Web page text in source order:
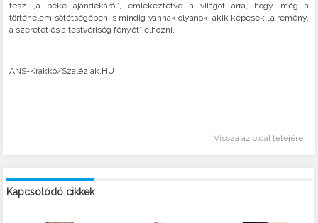
tesz „a béke ajándékáról”, emlékeztetve a világot arra, hogy még a
történelem sötétségében is mindig vannak olyanok, akik képesek „a remény,
a szeretet és a testvériség fényét” elhozni.
ANS-Krakkó/Szaléziak.HU
Vissza az oldal tetejére
Kapcsolódó cikkek